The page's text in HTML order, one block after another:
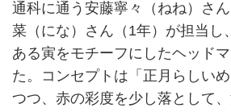
通科に通う安藤寧々（ねね）さ
菜（にな）さん（1年）が担当し
ある寅をモチーフにしたヘッド
た。コンセプトは「正月らしい
つつ、赤の彩度を少し落として